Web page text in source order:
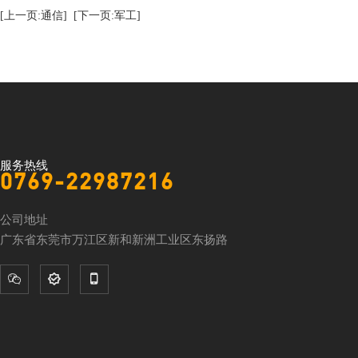
[上一页:通信] [下一页:军工]
服务热线
0769-22987216
公司地址
广东省东莞市万江区新和新洲工业区东扬路
  